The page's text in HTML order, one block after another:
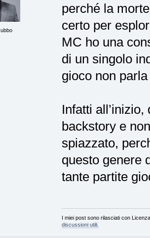
perché la
certo per
MC ho una
di un singolo
gioco non
Infatti
backstory e
spiazzato,
questo genere
tante partite
I miei post sono rilasciati con
discussioni utili.